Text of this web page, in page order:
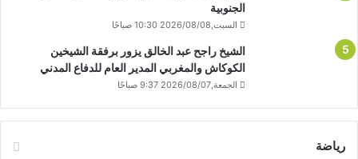
الجنوبية
السبت,2026/08/08 10:30 صباحًا
الشيخ راجح عبد الخالق يزور برفقة الشيخين
الكوكاش والمغربي المدير العام للدفاع المدني
الجمعة,2026/08/07 9:37 صباحًا
رياضة